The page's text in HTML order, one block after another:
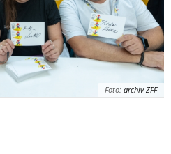
Foto: archiv ZFF